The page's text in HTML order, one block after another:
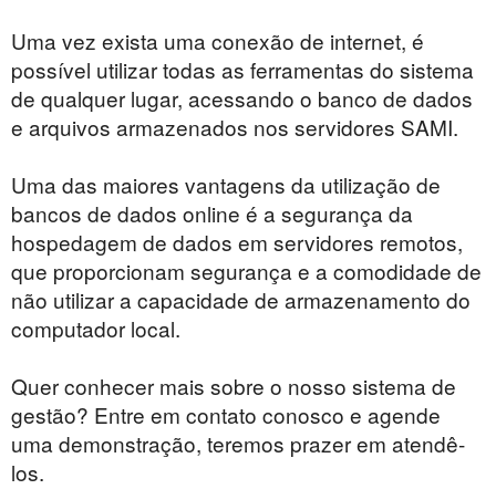
Uma vez exista uma conexão de internet, é
possível utilizar todas as ferramentas do sistema
de qualquer lugar, acessando o banco de dados
e arquivos armazenados nos servidores SAMI.
Uma das maiores vantagens da utilização de
bancos de dados online é a segurança da
hospedagem de dados em servidores remotos,
que proporcionam segurança e a comodidade de
não utilizar a capacidade de armazenamento do
computador local.
Quer conhecer mais sobre o nosso sistema de
gestão? Entre em contato conosco e agende
uma demonstração, teremos prazer em atendê-
los.